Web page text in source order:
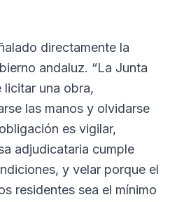
directamente la
andaluz. “La Junta
licitar una obra,
las manos y olvidarse
es vigilar,
adjudicataria cumple
y velar porque el
residentes sea el mínimo